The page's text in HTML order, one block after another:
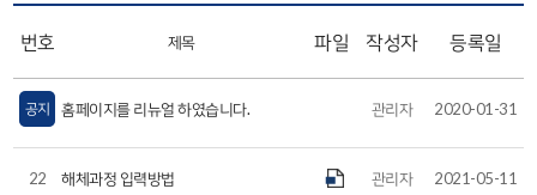
번호 제목 파일 작성자 등록일
공지 홈페이지를 리뉴얼 하였습니다. 관리자 2020-01-31
22 해체과정 입력방법 관리자 2021-05-11